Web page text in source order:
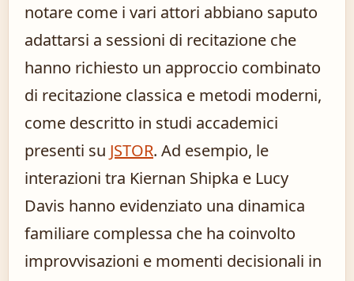
notare come i vari attori abbiano saputo
adattarsi a sessioni di recitazione che
hanno richiesto un approccio combinato
di recitazione classica e metodi moderni,
come descritto in studi accademici
presenti su JSTOR. Ad esempio, le
interazioni tra Kiernan Shipka e Lucy
Davis hanno evidenziato una dinamica
familiare complessa che ha coinvolto
improvvisazioni e momenti decisionali in